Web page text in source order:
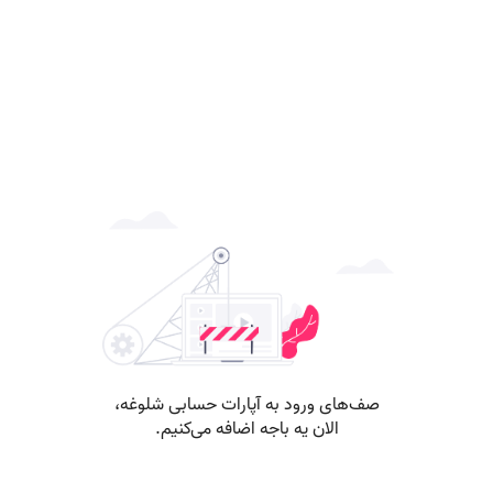
صف‌های ورود به آپارات حسابی شلوغه،
الان یه باجه اضافه می‌کنیم.